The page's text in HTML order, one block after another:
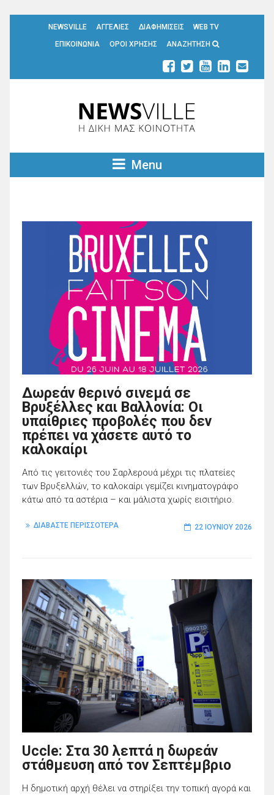
NEWSVILLE ΑΓΓΕΛΙΕΣ ΔΙΑΦΗΜΙΣΕΙΣ
WEB TV
ΕΠΙΚΟΙΝΩΝΙΑ
ΟΡΟΙ ΧΡΗΣΗΣ ΑΝΑΖΗΤΗΣΗ
Menu
Δωρεάν θερινό σινεμά σε
Βρυξέλλες και Βαλλονία: Οι
υπαίθριες προβολές που δεν
πρέπει να χάσετε αυτό το
καλοκαίρι
Από τις γειτονιές του Σαρλερουά μέχρι τις πλατείες
των Βρυξελλών, το καλοκαίρι γεμίζει κινηματογράφο
κάτω από τα αστέρια – και μάλιστα χωρίς εισιτήριο.
ΔΙΑΒΑΣΤΕ ΠΕΡΙΣΣΟΤΕΡΑ 22 ΙΟΥΝΊΟΥ 2026
Uccle: Στα 30 λεπτά η δωρεάν
στάθμευση από τον Σεπτέμβριο
Η δημοτική αρχή θέλει να στηρίξει την τοπική αγορά και